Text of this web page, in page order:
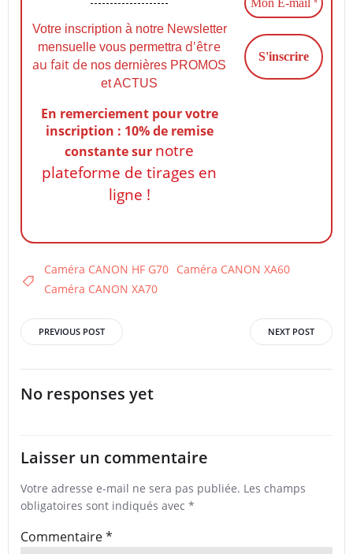
Votre inscription à notre Newsletter
mensuelle vous permettra d'être
au fait de nos dernières PROMOS
et ACTUS
En remerciement pour votre
inscription : 10% de remise
constantesur notre
plateforme de tirages en
ligne !
Caméra CANON HF G70 Caméra CANON XA60
Caméra CANON XA70
Post
navigation
PREVIOUS POST
navigation
NEXT POST
No responses yet
Laisser un commentaire
Votre adresse e-mail ne sera pas publiée. Les champs
obligatoires sont indiqués avec *
Commentaire*